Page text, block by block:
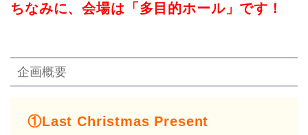
ちなみに、会場は「多目的ホール」です！
企画概要
①Last Christmas Present